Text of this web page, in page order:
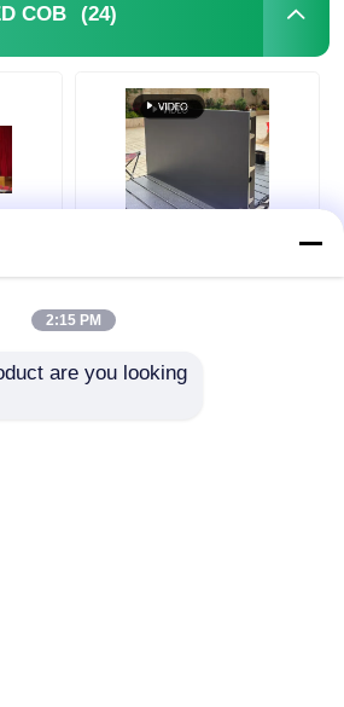
COB (24)
Micro Pixel Pitch
Video Wall LED COB
Chống chói 3840HZ
2:15 PM
are you looking